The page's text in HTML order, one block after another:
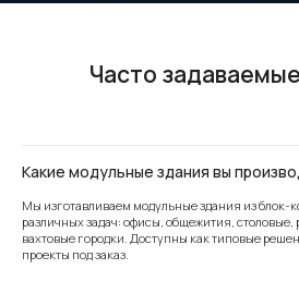
Какие модульные здания вы
Мы изготавливаем модульные здания из блок-
различных задач: офисы, общежития, столовые,
вахтовые городки. Доступны как типовые
проекты под заказ.